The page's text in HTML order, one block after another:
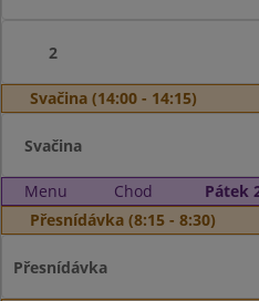
2
Svačina (14:00 - 14:15)
Svačina
Menu Chod
Pátek
Přesnídávka (8:15 - 8:30)
Přesnídávka